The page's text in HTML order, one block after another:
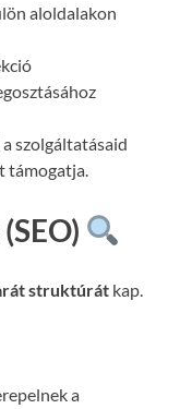
aloldalakon
szolgáltatásaid
támogatja.
struktúrát kap.
a